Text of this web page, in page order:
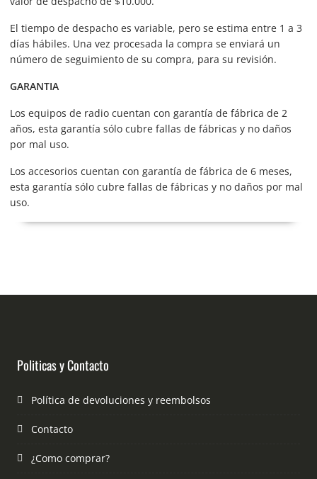
El tiempo de despacho es variable, pero se estima entre 1 a 3
días hábiles. Una vez procesada la compra se enviará un
número de seguimiento de su compra, para su revisión.
GARANTIA
Los equipos de radio cuentan con garantía de fábrica de 2
años, esta garantía sólo cubre fallas de fábricas y no daños
por mal uso.
Los accesorios cuentan con garantía de fábrica de 6 meses,
esta garantía sólo cubre fallas de fábricas y no daños por mal
uso.
Politicas y Contacto
Política de devoluciones y reembolsos
Contacto
¿Como comprar?